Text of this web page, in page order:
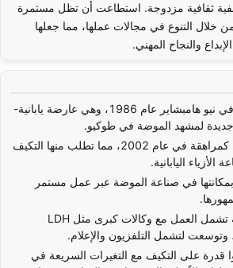
ثقافية مزدوجة. استطاعت أن تظل مستمرة
خلال التنوع في مجالات عملها، مما جعلها
والنجاح المهني.
ولدت جون هاسيغاوا في نيو هامبشاير عام 1986، وهي عارضة يابانية-
لمشهد الموضة في طوكيو.
بدأت مسيرتها المهنية كمراهقة في عام 2002، مما تطلب منها التكيف
اليابانية.
في صناعة الموضة عبر عمل مستمر
كانت مسيرتها المهنية تشمل العمل مع وكالات كبرى مثل LDH
قدرة على التكيف مع التغيرات السريعة في